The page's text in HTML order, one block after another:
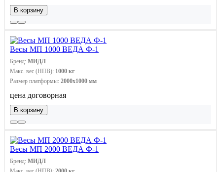
В корзину
Весы МП 1000 ВЕДА Ф-1
Бренд: МИДЛ
Макс. вес (НПВ): 1000 кг
Размер платформы: 2000х1000 мм
цена договорная
В корзину
Весы МП 2000 ВЕДА Ф-1
Бренд: МИДЛ